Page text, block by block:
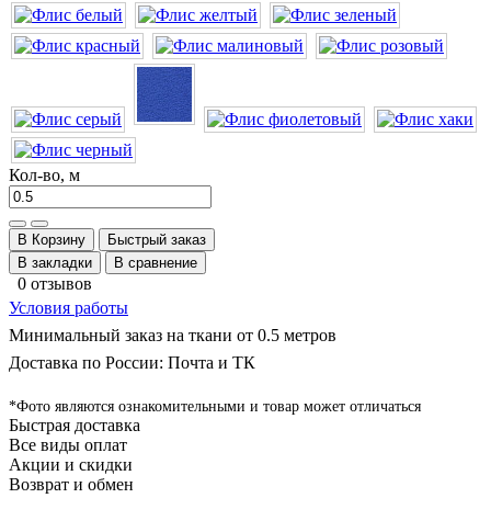
Кол-во, м
В Корзину
Быстрый заказ
В закладки
В сравнение
0 отзывов
Условия работы
Минимальный заказ на ткани от 0.5 метров
Доставка по России: Почта и ТК
*Фото являются ознакомительными и товар может отличаться
Быстрая доставка
Все виды оплат
Акции и скидки
Возврат и обмен